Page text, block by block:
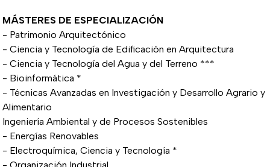
MÁSTERES DE ESPECIALIZACIÓN
- Patrimonio Arquitectónico
- Ciencia y Tecnología de Edificación en Arquitectura
- Ciencia y Tecnología del Agua y del Terreno ***
- Bioinformática *
- Técnicas Avanzadas en Investigación y Desarrollo Agrario y
Alimentario
Ingeniería Ambiental y de Procesos Sostenibles
- Energías Renovables
- Electroquímica, Ciencia y Tecnología *
- Organización Industrial